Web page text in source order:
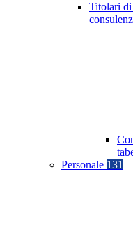
Titolari
Personale 131